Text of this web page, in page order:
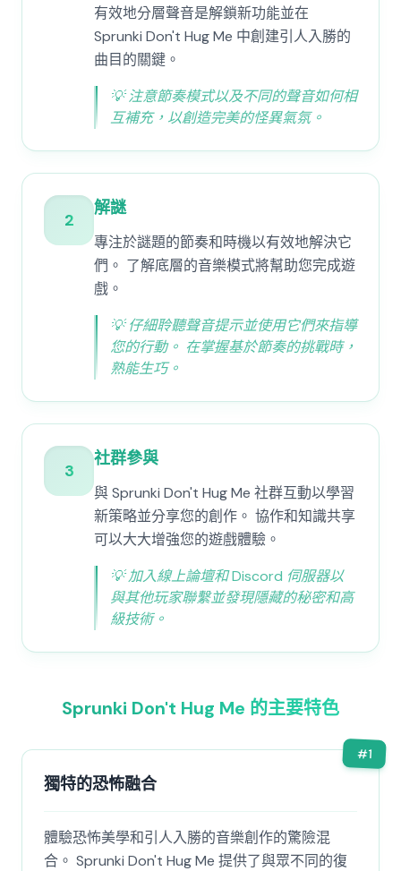
有效地分層聲音是解鎖新功能並在
Sprunki Don't Hug Me 中創建引人入勝的
曲目的關鍵。
💡注意節奏模式以及不同的聲音如何相
互補充，以創造完美的怪異氣氛。
2
解謎
專注於謎題的節奏和時機以有效地解決它
們。 了解底層的音樂模式將幫助您完成遊
戲。
💡仔細聆聽聲音提示並使用它們來指導
您的行動。 在掌握基於節奏的挑戰時，
熟能生巧。
3
社群參與
與 Sprunki Don't Hug Me 社群互動以學習
新策略並分享您的創作。 協作和知識共享
可以大大增強您的遊戲體驗。
💡加入線上論壇和 Discord 伺服器以
與其他玩家聯繫並發現隱藏的秘密和高
級技術。
Sprunki Don't Hug Me 的主要特色
#1
獨特的恐怖融合
體驗恐怖美學和引人入勝的音樂創作的驚險混
合。 Sprunki Don't Hug Me 提供了與眾不同的復